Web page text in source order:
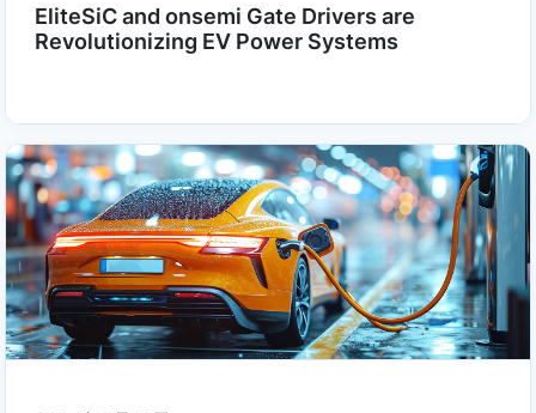
EliteSiC and onsemi Gate Drivers are
Revolutionizing EV Power Systems